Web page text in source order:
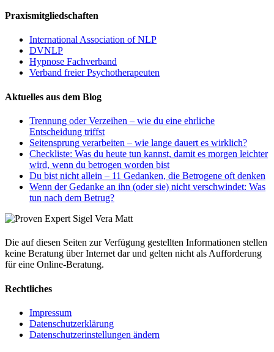
Praxismitgliedschaften
International Association of NLP
DVNLP
Hypnose Fachverband
Verband freier Psychotherapeuten
Aktuelles aus dem Blog
Trennung oder Verzeihen – wie du eine ehrliche
Entscheidung triffst
Seitensprung verarbeiten – wie lange dauert es wirklich?
Checkliste: Was du heute tun kannst, damit es morgen leichter
wird, wenn du betrogen worden bist
Du bist nicht allein – 11 Gedanken, die Betrogene oft denken
Wenn der Gedanke an ihn (oder sie) nicht verschwindet: Was
tun nach dem Betrug?
Die auf diesen Seiten zur Verfügung gestellten Informationen stellen
keine Beratung über Internet dar und gelten nicht als Aufforderung
für eine Online-Beratung.
Rechtliches
Impressum
Datenschutzerklärung
Datenschutzerinstellungen ändern